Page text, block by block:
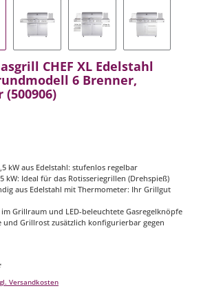
CHEF XL Edelstahl
6 Brenner,
kW aus Edelstahl: stufenlos regelbar
kW: Ideal für das Rotisseriegrillen (Drehspieß)
aus Edelstahl mit Thermometer: Ihr Grillgut
Grillraum und LED-beleuchtete Gasregelknöpfe
Grillrost zusätzlich konfigurierbar gegen
Versandkosten